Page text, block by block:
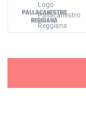
PALLACANESTRO
REGGIANA